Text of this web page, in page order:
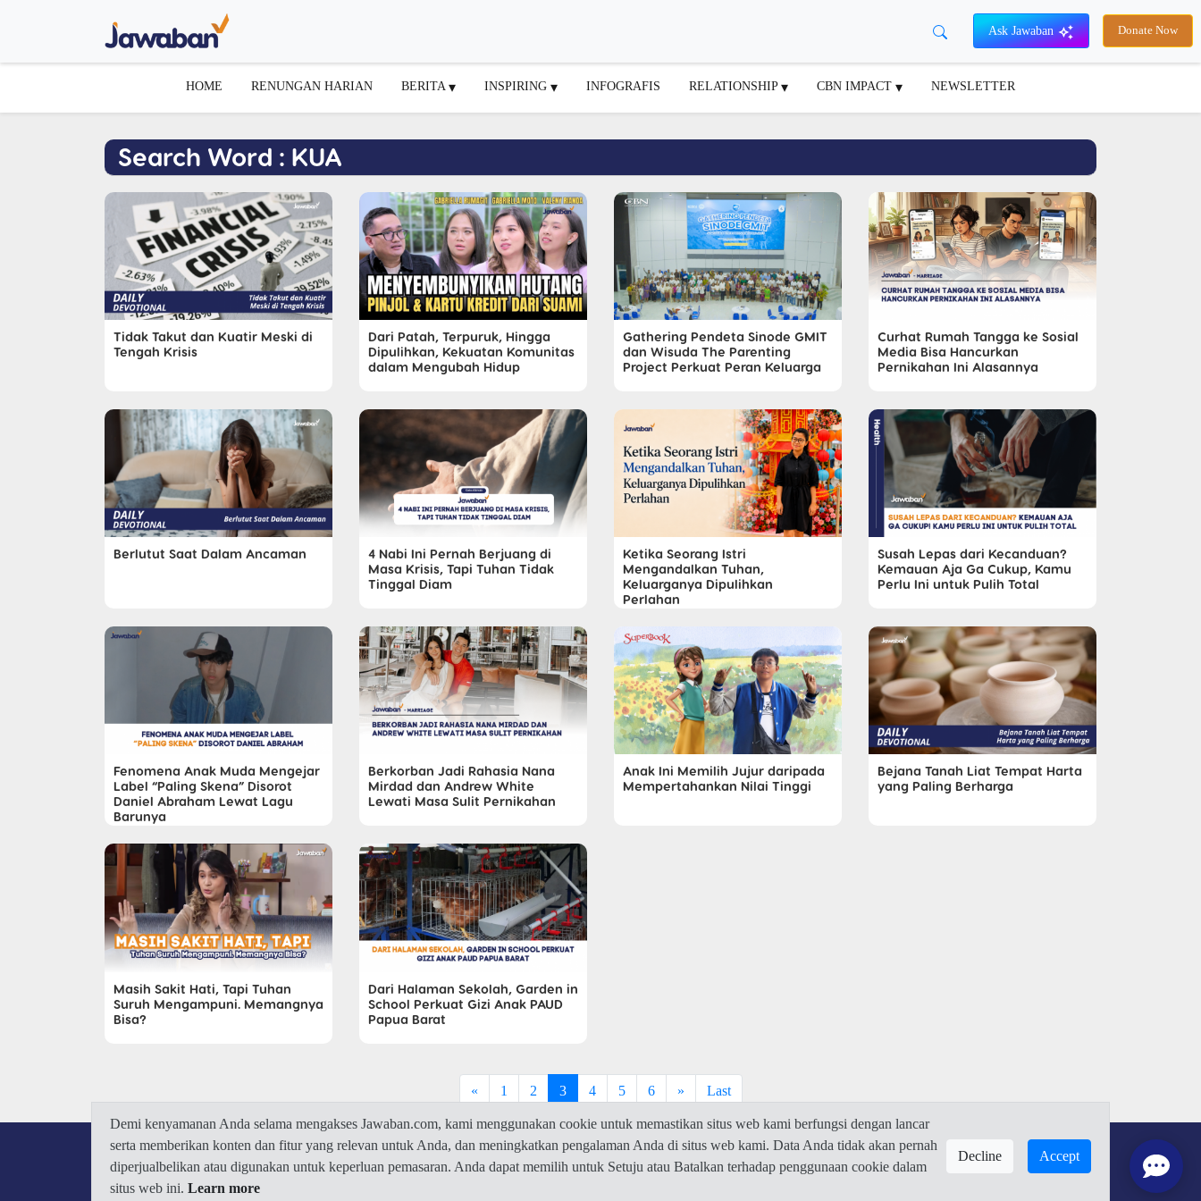
Ask Jawaban Donate Now
HOME RENUNGAN HARIAN BERITA INSPIRING INFOGRAFIS RELATIONSHIP CBN IMPACT NEWSLETTER
Search Word : KUA
Tidak Takut dan Kuatir Meski di
Tengah Krisis
Dari Patah, Terpuruk, Hingga
Dipulihkan, Kekuatan Komunitas
dalam Mengubah Hidup
Gathering Pendeta Sinode GMIT
dan Wisuda The Parenting
Project Perkuat Peran Keluarga
Curhat Rumah Tangga ke Sosial
Media Bisa Hancurkan
Pernikahan Ini Alasannya
Berlutut Saat Dalam Ancaman
4 Nabi Ini Pernah Berjuang di
Masa Krisis, Tapi Tuhan Tidak
Tinggal Diam
Ketika Seorang Istri
Mengandalkan Tuhan,
Keluarganya Dipulihkan
Perlahan
Susah Lepas dari Kecanduan?
Kemauan Aja Ga Cukup, Kamu
Perlu Ini untuk Pulih Total
Fenomena Anak Muda Mengejar
Label “Paling Skena” Disorot
Daniel Abraham Lewat Lagu
Barunya
Berkorban Jadi Rahasia Nana
Mirdad dan Andrew White
Lewati Masa Sulit Pernikahan
Anak Ini Memilih Jujur daripada
Mempertahankan Nilai Tinggi
Bejana Tanah Liat Tempat Harta
yang Paling Berharga
Masih Sakit Hati, Tapi Tuhan
Suruh Mengampuni. Memangnya
Bisa?
Dari Halaman Sekolah, Garden in
School Perkuat Gizi Anak PAUD
Papua Barat
« 1 2 3 4 5 6 » Last
Demi kenyamanan Anda selama mengakses Jawaban.com, kami menggunakan cookie untuk memastikan situs web kami berfungsi dengan lancar
serta memberikan konten dan fitur yang relevan untuk Anda, dan meningkatkan pengalaman Anda di situs web kami. Data Anda tidak akan pernah
diperjualbelikan atau digunakan untuk keperluan pemasaran. Anda dapat memilih untuk Setuju atau Batalkan terhadap penggunaan cookie dalam
situs web ini. Learn more
Decline Accept
© 2026 Jawaban.com -Privacy Policy